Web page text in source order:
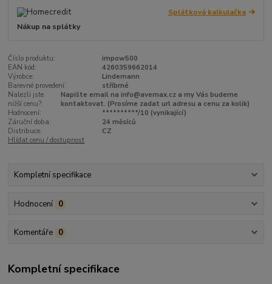
Splátková kalkulačka
Nákup na splátky
Číslo produktu:
impow500
EAN kód:
4260359662014
Výrobce:
Lindemann
Barevné provedení:
stříbrné
Nalezli jste
nižší cenu?:
Napište email na info@avemax.cz a my Vás budeme
kontaktovat. (Prosíme zadat url adresu a cenu za kolik)
Hodnocení:
**********/10 (vynikající)
Záruční doba:
24 měsíců
Distribuce:
CZ
Hlídat cenu / dostupnost
Kompletní specifikace
Hodnocení 0
Komentáře 0
Kompletní specifikace